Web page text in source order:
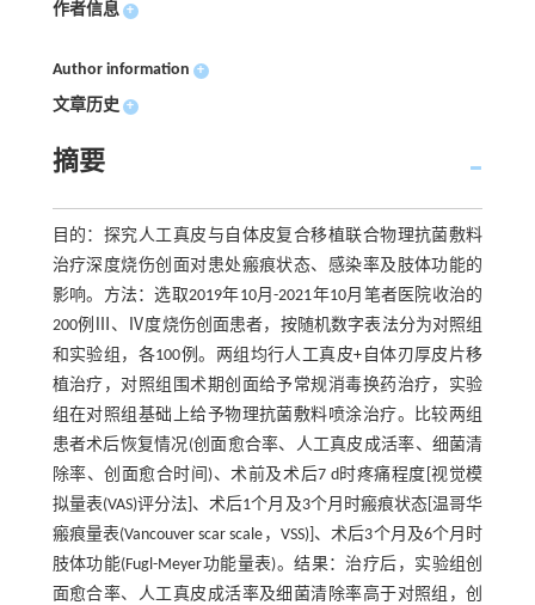
作者信息 +
Author information +
文章历史 +
摘要
目的：探究人工真皮与自体皮复合移植联合物理抗菌敷料
治疗深度烧伤创面对患处瘢痕状态、感染率及肢体功能的
影响。方法：选取2019年10月-2021年10月笔者医院收治的
200例Ⅲ、Ⅳ度烧伤创面患者，按随机数字表法分为对照组
和实验组，各100例。两组均行人工真皮+自体刃厚皮片移
植治疗，对照组围术期创面给予常规消毒换药治疗，实验
组在对照组基础上给予物理抗菌敷料喷涂治疗。比较两组
患者术后恢复情况(创面愈合率、人工真皮成活率、细菌清
除率、创面愈合时间)、术前及术后7 d时疼痛程度[视觉模
拟量表(VAS)评分法]、术后1个月及3个月时瘢痕状态[温哥华
瘢痕量表(Vancouver scar scale，VSS)]、术后3个月及6个月时
肢体功能(Fugl-Meyer功能量表)。结果：治疗后，实验组创
面愈合率、人工真皮成活率及细菌清除率高于对照组，创